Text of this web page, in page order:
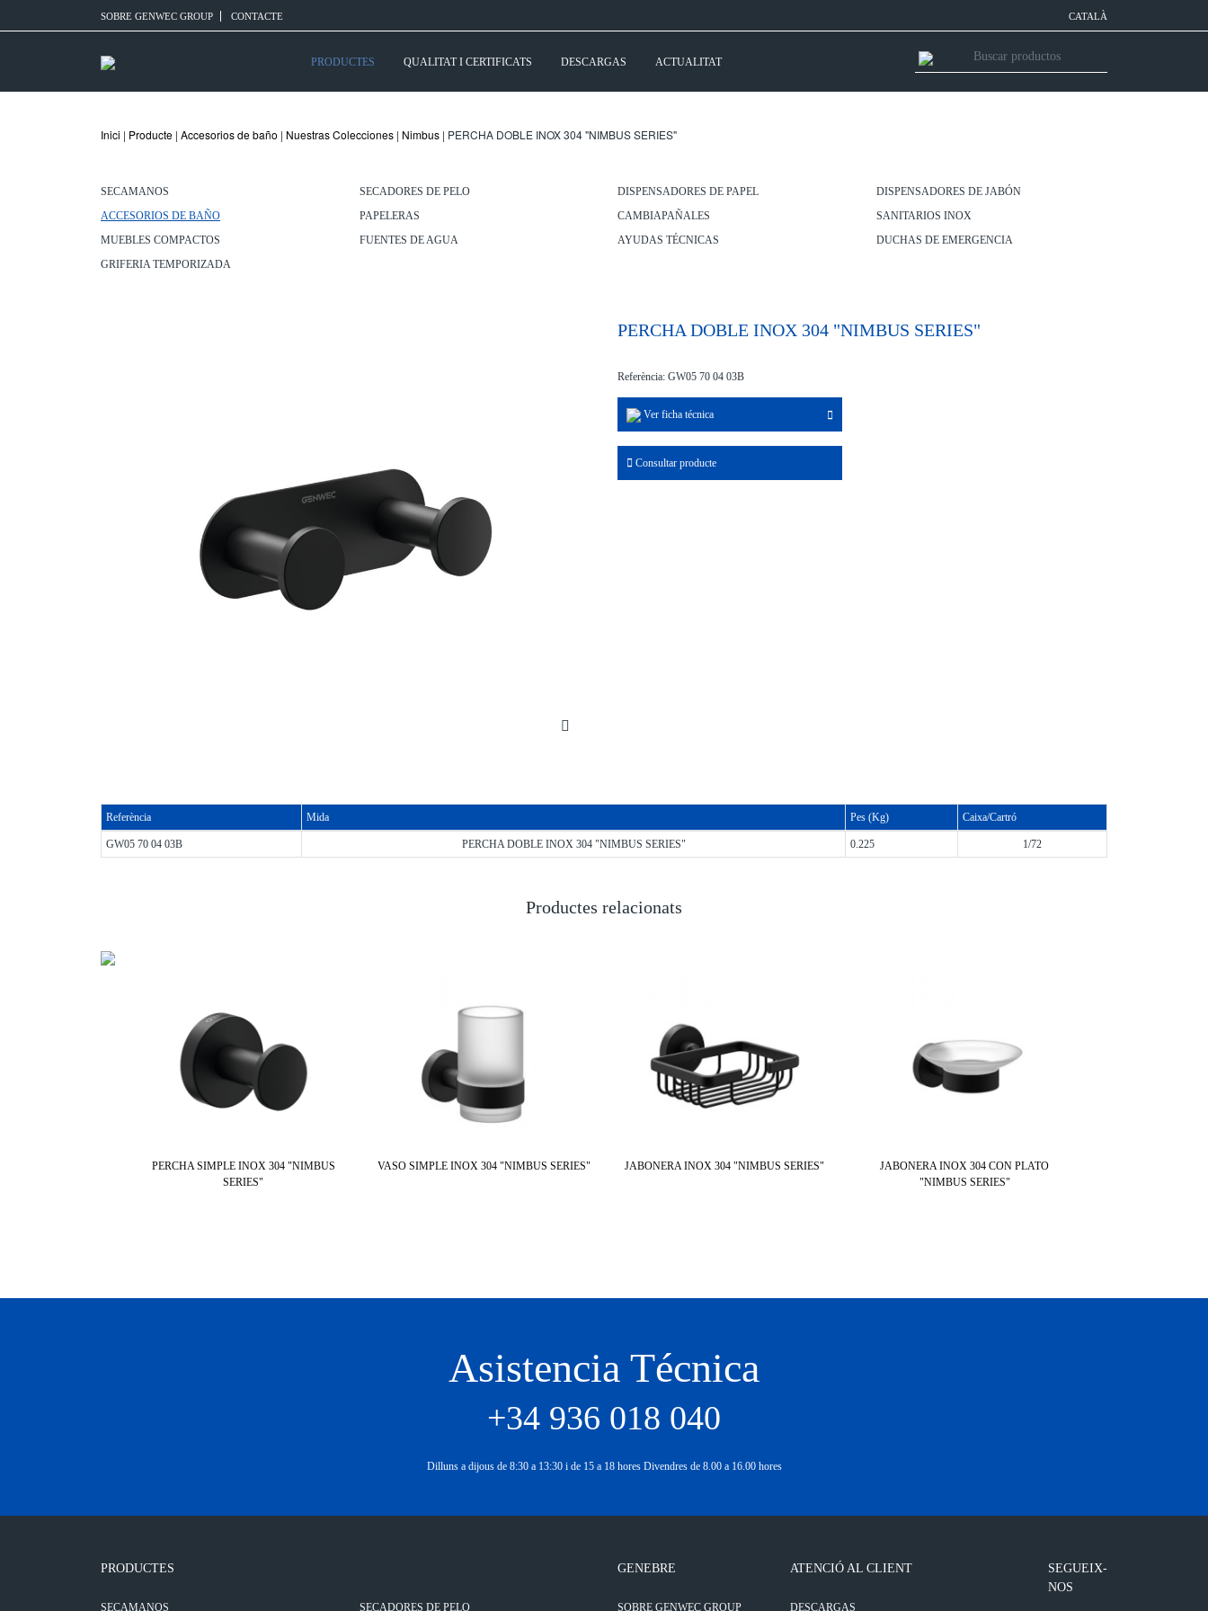
SOBRE GENWEC GROUP CONTACTE CATALÀ
PRODUCTES QUALITAT I CERTIFICATS DESCARGAS ACTUALITAT
Inici | Producte | Accesorios de baño | Nuestras Colecciones | Nimbus | PERCHA DOBLE INOX 304 "NIMBUS SERIES"
SECAMANOS SECADORES DE PELO DISPENSADORES DE PAPEL
DISPENSADORES DE JABÓN
ACCESORIOS DE BAÑO
PAPELERAS CAMBIAPAÑALES
SANITARIOS INOX
MUEBLES COMPACTOS
FUENTES DE AGUA AYUDAS TÉCNICAS
DUCHAS DE EMERGENCIA
GRIFERIA TEMPORIZADA
PERCHA DOBLE INOX 304 "NIMBUS SERIES"
Referència: GW05 70 04 03B
Ver ficha técnica
Consultar producte
Referència Mida Pes (Kg) Caixa/Cartró
GW05 70 04 03B PERCHA DOBLE INOX 304 "NIMBUS SERIES" 0.225 1/72
Productes relacionats
PERCHA SIMPLE INOX 304 "NIMBUS
SERIES"
VASO SIMPLE INOX 304 "NIMBUS SERIES" JABONERA INOX 304 "NIMBUS SERIES"
JABONERA INOX 304 CON PLATO
"NIMBUS SERIES"
Asistencia Técnica
+34 936 018 040
Dilluns a dijous de 8:30 a 13:30 i de 15 a 18 hores Divendres de 8.00 a 16.00 hores
PRODUCTES
SECAMANOS SECADORES DE PELO
GENEBRE
SOBRE GENWEC GROUP
ATENCIÓ AL CLIENT
DESCARGAS
SEGUEIX-
NOS